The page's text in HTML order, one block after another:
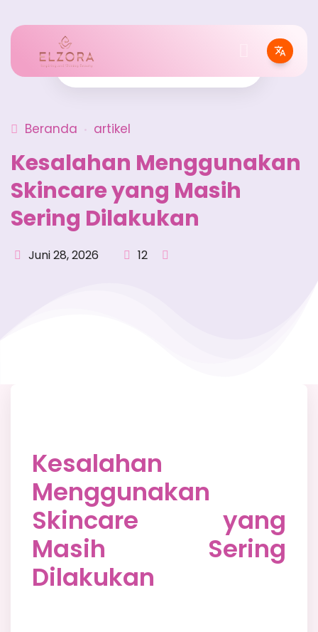
Beranda artikel
Kesalahan Menggunakan
Skincare yang Masih
Sering Dilakukan
Juni 28, 2026 12
Kesalahan
Menggunakan
Skincare yang
Masih Sering
Dilakukan